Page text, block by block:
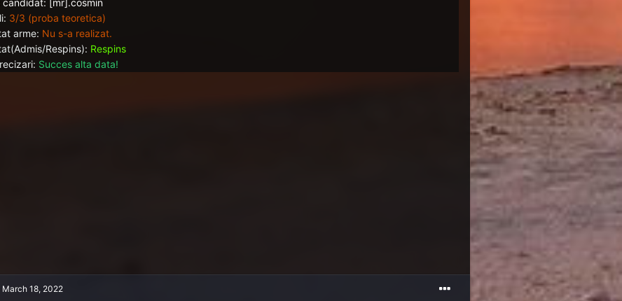
candidat: [mr].cosmin
3/3 (proba teoretica)
arme: Nu s-a realizat.
Respins): Respins
Succes alta data!
March 18, 2022